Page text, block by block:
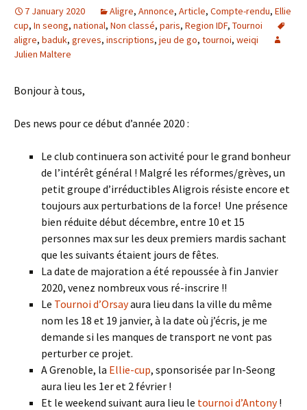
7 January 2020 Aligre, Annonce, Article, Compte-rendu, Ellie
cup, In seong, national, Non classé, paris, Region IDF, Tournoi
aligre, baduk, greves, inscriptions, jeu de go, tournoi, weiqi
Julien Maltere
Bonjour à tous,
Des news pour ce début d’année 2020 :
Le club continuera son activité pour le grand bonheur
de l’intérêt général ! Malgré les réformes/grèves, un
petit groupe d’irréductibles Aligrois résiste encore et
toujours aux perturbations de la force! Une présence
bien réduite début décembre, entre 10 et 15
personnes max sur les deux premiers mardis sachant
que les suivants étaient jours de fêtes.
La date de majoration a été repoussée à fin Janvier
2020, venez nombreux vous ré-inscrire !!
Le Tournoi d’Orsayaura lieu dans la ville du même
nom les 18 et 19 janvier, à la date où j’écris, je me
demande si les manques de transport ne vont pas
perturber ce projet.
A Grenoble, la Ellie-cup, sponsorisée par In-Seong
aura lieu les 1er et 2 février !
Et le weekend suivant aura lieu le tournoi d’Antony!